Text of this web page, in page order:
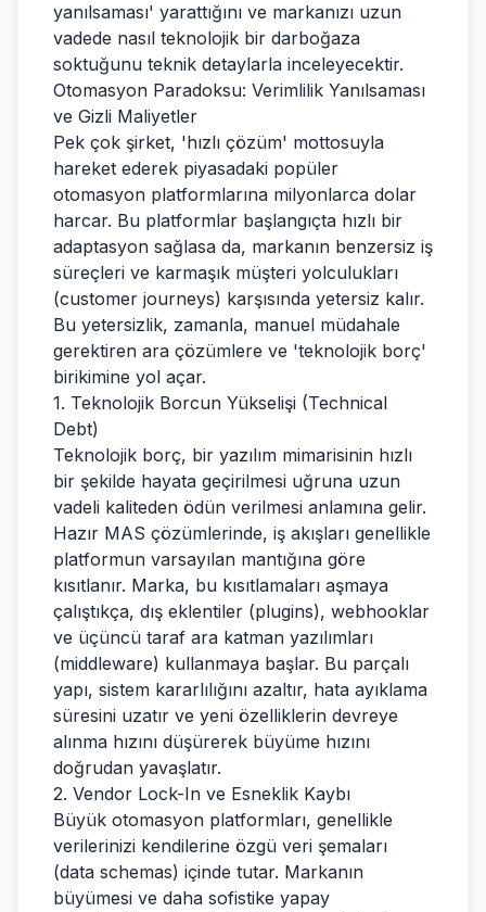
yanılsaması' yarattığını ve markanızı uzun
vadede nasıl teknolojik bir darboğaza
soktuğunu teknik detaylarla inceleyecektir.
Otomasyon Paradoksu: Verimlilik Yanılsaması
ve Gizli Maliyetler
Pek çok şirket, 'hızlı çözüm' mottosuyla
hareket ederek piyasadaki popüler
otomasyon platformlarına milyonlarca dolar
harcar. Bu platformlar başlangıçta hızlı bir
adaptasyon sağlasa da, markanın benzersiz iş
süreçleri ve karmaşık müşteri yolculukları
(customer journeys) karşısında yetersiz kalır.
Bu yetersizlik, zamanla, manuel müdahale
gerektiren ara çözümlere ve 'teknolojik borç'
birikimine yol açar.
1. Teknolojik Borcun Yükselişi (Technical
Debt)
Teknolojik borç, bir yazılım mimarisinin hızlı
bir şekilde hayata geçirilmesi uğruna uzun
vadeli kaliteden ödün verilmesi anlamına gelir.
Hazır MAS çözümlerinde, iş akışları genellikle
platformun varsayılan mantığına göre
kısıtlanır. Marka, bu kısıtlamaları aşmaya
çalıştıkça, dış eklentiler (plugins), webhooklar
ve üçüncü taraf ara katman yazılımları
(middleware) kullanmaya başlar. Bu parçalı
yapı, sistem kararlılığını azaltır, hata ayıklama
süresini uzatır ve yeni özelliklerin devreye
alınma hızını düşürerek büyüme hızını
doğrudan yavaşlatır.
2. Vendor Lock-In ve Esneklik Kaybı
Büyük otomasyon platformları, genellikle
verilerinizi kendilerine özgü veri şemaları
(data schemas) içinde tutar. Markanın
büyümesi ve daha sofistike yapay